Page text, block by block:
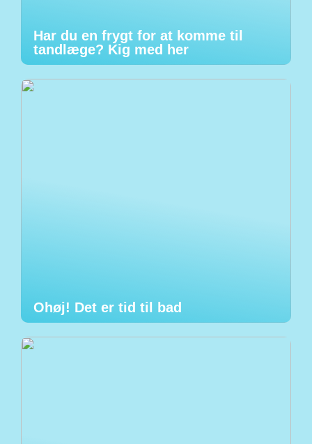
Har du en frygt for at komme til
tandlæge? Kig med her
Ohøj! Det er tid til bad